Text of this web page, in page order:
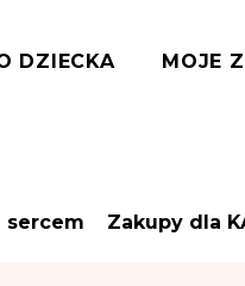
DZIECKA MOJE
sercem Zakupy dla